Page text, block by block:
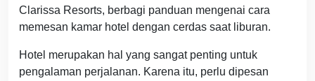
Clarissa Resorts, berbagi panduan mengenai cara
memesan kamar hotel dengan cerdas saat liburan.
Hotel merupakan hal yang sangat penting untuk
pengalaman perjalanan. Karena itu, perlu dipesan